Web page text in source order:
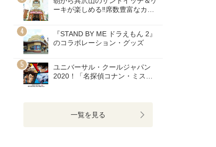
ーキが楽しめる‼席数豊富なカフ
『STAND BY ME ドラえもん 2』
のコラボレーション・グッズ
ユニバーサル・クールジャパン
2020！「名探偵コナン・ミステ
一覧を見る